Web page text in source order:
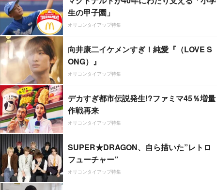
生の甲子園」
オリコンタイアップ特集
向井康二イケメンすぎ！純愛『（LOVE S
ONG）』
オリコンタイアップ特集
デカすぎ都市伝説発生!?ファミマ45％増量
作戦再来
オリコンタイアップ特集
SUPER★DRAGON、自ら描いた”レトロ
フューチャー”
オリコンタイアップ特集